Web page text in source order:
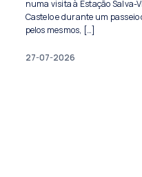
numa visita à Estação Salva-
Castelo e durante um
pelos mesmos, […]
27-07-2026